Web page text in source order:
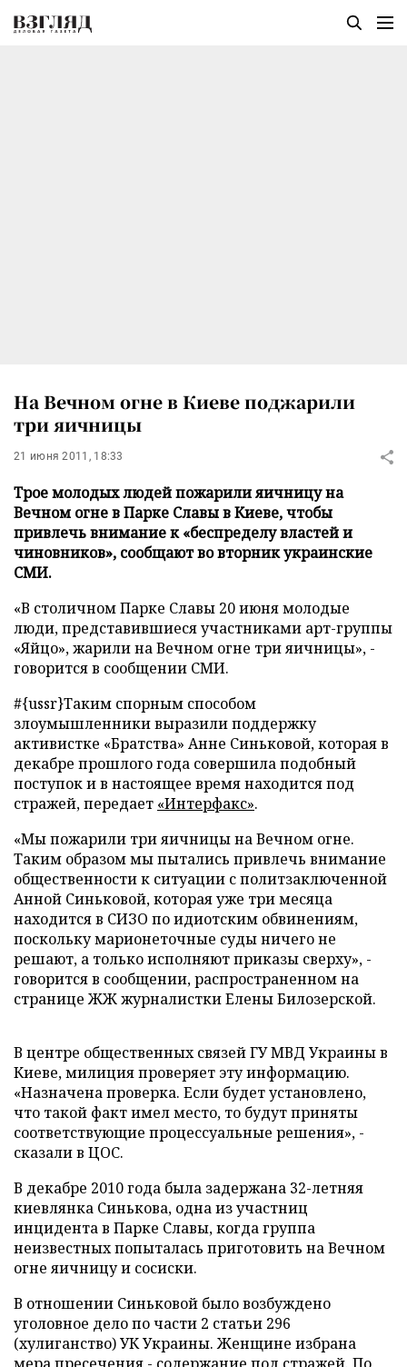
На Вечном огне в Киеве поджарили
три яичницы
21 июня 2011, 18:33
Трое молодых людей пожарили яичницу на
Вечном огне в Парке Славы в Киеве, чтобы
привлечь внимание к «беспределу властей и
чиновников», сообщают во вторник украинские
СМИ.
«В столичном Парке Славы 20 июня молодые
люди, представившиеся участниками арт-группы
«Яйцо», жарили на Вечном огне три яичницы», -
говорится в сообщении СМИ.
#{ussr}Таким спорным способом
злоумышленники выразили поддержку
активистке «Братства» Анне Синьковой, которая в
декабре прошлого года совершила подобный
поступок и в настоящее время находится под
стражей, передает «Интерфакс».
«Мы пожарили три яичницы на Вечном огне.
Таким образом мы пытались привлечь внимание
общественности к ситуации с политзаключенной
Анной Синьковой, которая уже три месяца
находится в СИЗО по идиотским обвинениям,
поскольку марионеточные суды ничего не
решают, а только исполняют приказы сверху», -
говорится в сообщении, распространенном на
странице ЖЖ журналистки Елены Билозерской.
В центре общественных связей ГУ МВД Украины в
Киеве, милиция проверяет эту информацию.
«Назначена проверка. Если будет установлено,
что такой факт имел место, то будут приняты
соответствующие процессуальные решения», -
сказали в ЦОС.
В декабре 2010 года была задержана 32-летняя
киевлянка Синькова, одна из участниц
инцидента в Парке Славы, когда группа
неизвестных попыталась приготовить на Вечном
огне яичницу и сосиски.
В отношении Синьковой было возбуждено
уголовное дело по части 2 статьи 296
(хулиганство) УК Украины. Женщине избрана